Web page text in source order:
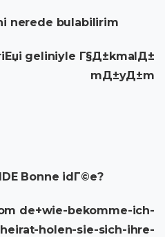
nerede bulabilirim
geliniyle Г§Д±kmalД±
mД±yД±m
Bonne idГ©e?
de+wie-bekomme-ich-
holen-sie-sich-ihre-